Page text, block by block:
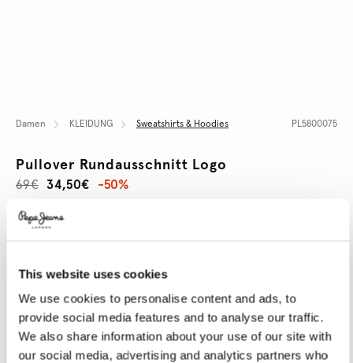
This website uses cookies
We use cookies to personalise content and ads, to
provide social media features and to analyse our traffic.
We also share information about your use of our site with
our social media, advertising and analytics partners who
Damen KLEIDUNG Sweatshirts & Hoodies PL5800075
Pullover Rundausschnitt Logo
34,50€
69€ -50%
Promotions
FARBEN:
GRÖßE AUSWÄHLEN:
XS S M L XL
Model trägt: S Größe des Models: 1.77 m